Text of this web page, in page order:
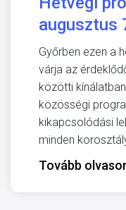
augusztus
Győrben ezen a
várja az
közötti
közösségi
kikapcsolódási
minden
Tovább